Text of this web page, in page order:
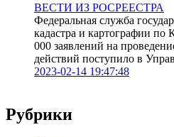
ВЕСТИ ИЗ РОСРЕЕСТРА
Федеральная служба
кадастра и картографии
000 заявлений на
действий поступило в
2023-02-14 19:47:48
Рубрики